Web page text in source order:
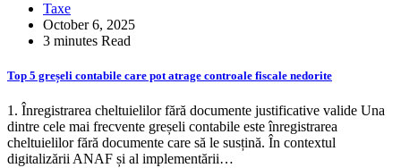
Taxe
October 6, 2025
3 minutes Read
Top 5 greșeli contabile care pot atrage controale fiscale nedorite
1. Înregistrarea cheltuielilor fără documente justificative valide Una
dintre cele mai frecvente greșeli contabile este înregistrarea
cheltuielilor fără documente care să le susțină. În contextul
digitalizării ANAF și al implementării…